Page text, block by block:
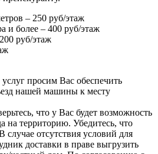
– 250 руб/этаж
и более – 400 руб/этаж
руб/этаж
просим Вас обеспечить
нашей машины к месту
что у Вас будет возможность
на территорию. Убедитесь, что
случае отсутствия условий для
доставки в праве выгрузить